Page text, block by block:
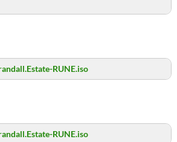
RUNE.iso
RUNE.iso